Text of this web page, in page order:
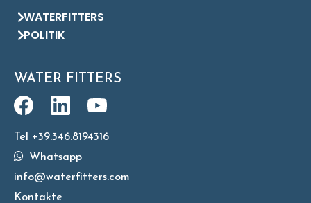
WATERFITTERS
POLITIK
WATER FITTERS
Tel +39.346.8194316
Whatsapp
info@waterfitters.com
Kontakte